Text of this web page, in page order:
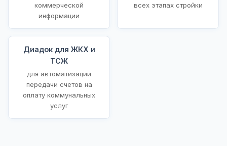
коммерческой
информации
всех этапах стройки
Диадок для ЖКХ и
ТСЖ
для автоматизации
передачи счетов на
оплату коммунальных
услуг